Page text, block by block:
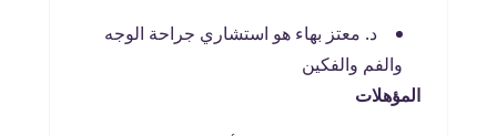
د. معتز بهاء هو استشاري جراحة الوجه
والفم والفكين
المؤهلات